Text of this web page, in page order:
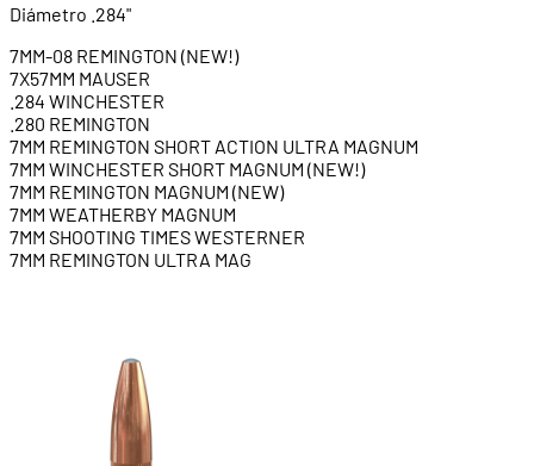
Diámetro .284"
7MM-08 REMINGTON (NEW!)
7X57MM MAUSER
.284 WINCHESTER
.280 REMINGTON
7MM REMINGTON SHORT ACTION ULTRA MAGNUM
7MM WINCHESTER SHORT MAGNUM (NEW!)
7MM REMINGTON MAGNUM (NEW)
7MM WEATHERBY MAGNUM
7MM SHOOTING TIMES WESTERNER
7MM REMINGTON ULTRA MAG